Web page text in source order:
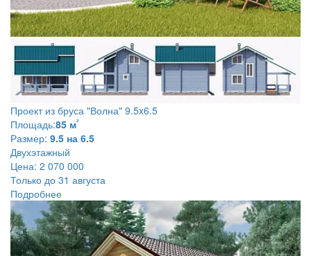
Проект из бруса "Волна" 9.5x6.5
Площадь:85 м²
Размер: 9.5 на 6.5
Двухэтажный
Цена: 2 070 000
Только до 31 августа
Подробнее